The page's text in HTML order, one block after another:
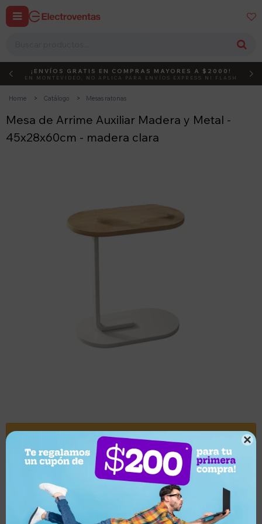

 
DEBUT ACTIVÁ EL CÓDIGO
¡ENVÍOS GRATIS EN COMPRAS MAYORES A $2000!
EN MONTEVIDEO, NO APLICA PARA ENVÍOS EXPRESS NI FLASH
Home Catálogo Mesas ratonas
Mesa de Arrime Auxiliar Madera y Metal -
45x28x60cm - madera clara
Este artículo está agotado.
¿Por qué elegir este producto?